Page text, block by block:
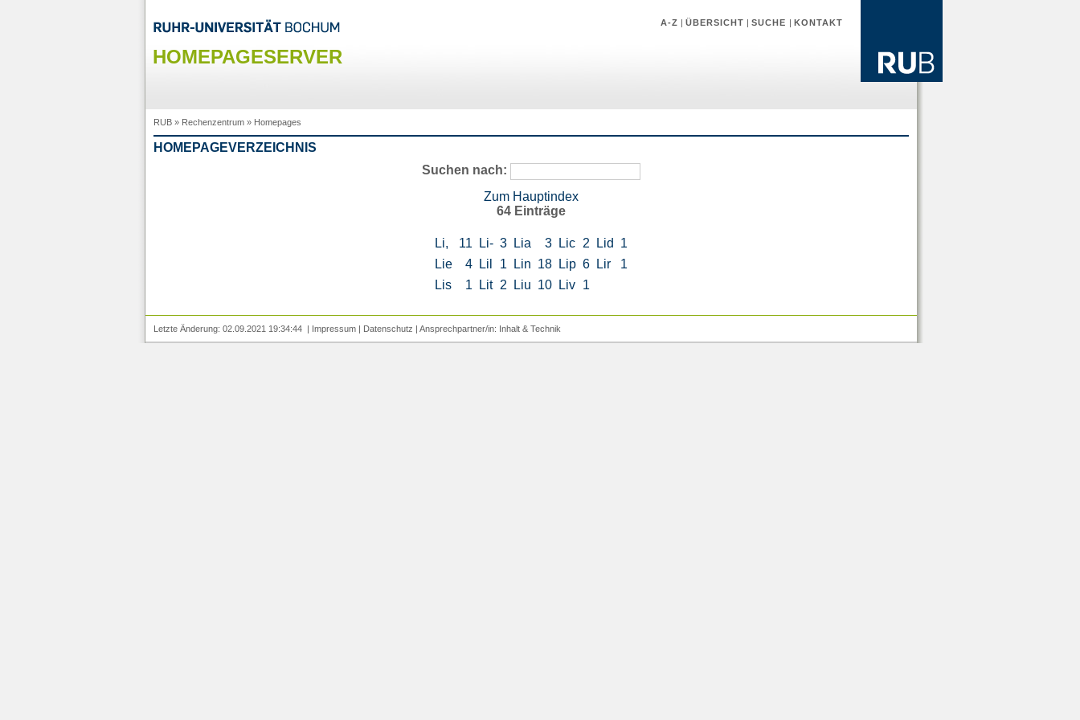
A-Z |ÜBERSICHT |SUCHE |KONTAKT
HOMEPAGESERVER
RUB» Rechenzentrum» Homepages
HOMEPAGEVERZEICHNIS
Suchen nach:
Zum Hauptindex
64 Einträge
Li, 11 Li- 3 Lia 3 Lic 2 Lid
1
Lie
4 Lil 1 Lin 18 Lip 6 Lir
1
Lis
1 Lit 2 Liu 10 Liv 1
Letzte Änderung: 02.09.2021 19:34:44 | Impressum| Datenschutz | Ansprechpartner/in: Inhalt& Technik